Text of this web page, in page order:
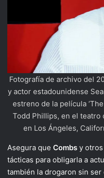
Fotografía de archivo del
y actor estadounidense
estreno de la película
Todd Phillips, en el teatro
en Los Ángeles,
Asegura que Combs y
tácticas para obligarla a
también la drogaron sin